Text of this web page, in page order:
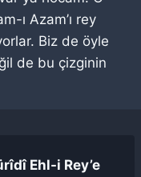
ı Azam’ı rey
Biz de öyle
de bu çizginin
Ehl-i Rey’e